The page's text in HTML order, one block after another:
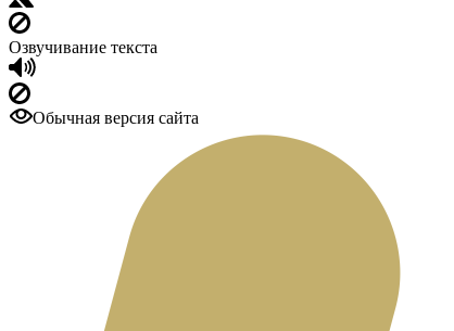
Озвучивание текста
Обычная версия сайта